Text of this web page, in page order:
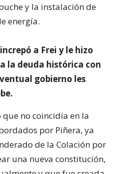
y la instalación de
energía.
a Frei y le hizo
la deuda histórica con
gobierno les
no coincidía en la
por Piñera, ya
de la Colación por
una nueva constitución,